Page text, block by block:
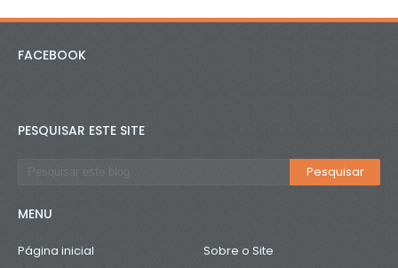
FACEBOOK
PESQUISAR ESTE SITE
MENU
Página inicial
Sobre o Site